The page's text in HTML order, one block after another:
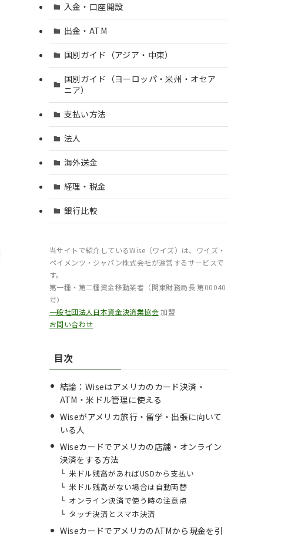
入金・口座開設
出金・ATM
国別ガイド（アジア・中東）
国別ガイド（ヨーロッパ・米州・オセア
ニア）
支払い方法
法人
海外送金
経理・税金
銀行比較
当サイトで紹介しているWise（ワイズ）は、ワイズ・
ペイメンツ・ジャパン株式会社が運営するサービスで
す。
第一種・第二種資金移動業者（関東財務局長 第00040
号）
一般社団法人日本資金決済業協会加盟
お問い合わせ
目次
結論：Wiseはアメリカのカード決済・
ATM・米ドル管理に使える
Wiseがアメリカ旅行・留学・出張に向いて
いる人
Wiseカードでアメリカの店舗・オンライン
決済をする方法
米ドル残高があればUSDから支払い
米ドル残高がない場合は自動両替
オンライン決済で使う時の注意点
タッチ決済とスマホ決済
WiseカードでアメリカのATMから現金を引